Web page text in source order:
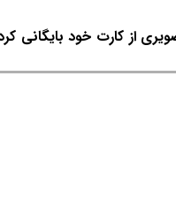
از کارت خود بایگانی